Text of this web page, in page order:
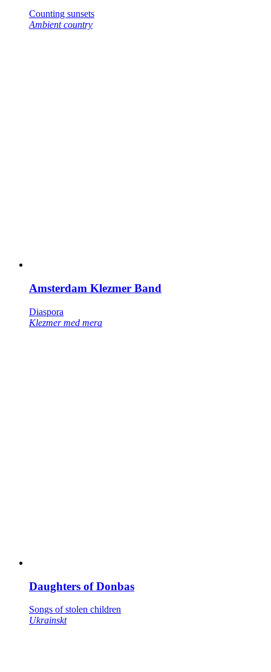
Counting sunsets
Ambient country
Amsterdam Klezmer Band
Diaspora
Klezmer med mera
Daughters of Donbas
Songs of stolen children
Ukrainskt